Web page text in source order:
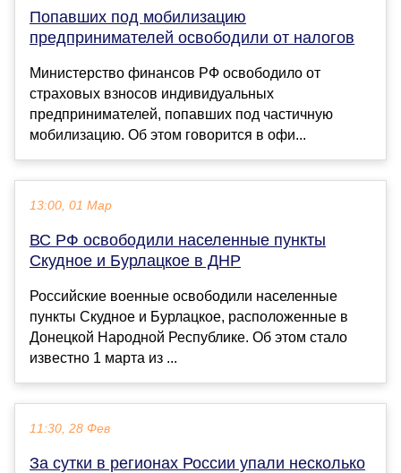
Попавших под мобилизацию
предпринимателей освободили от налогов
Министерство финансов РФ освободило от
страховых взносов индивидуальных
предпринимателей, попавших под частичную
мобилизацию. Об этом говорится в офи...
13:00, 01 Мар
ВС РФ освободили населенные пункты
Скудное и Бурлацкое в ДНР
Российские военные освободили населенные
пункты Скудное и Бурлацкое, расположенные в
Донецкой Народной Республике. Об этом стало
известно 1 марта из ...
11:30, 28 Фев
За сутки в регионах России упали несколько